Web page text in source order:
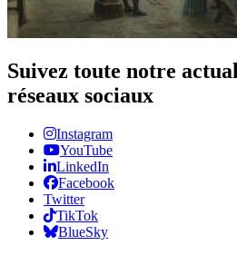
Suivez toute notre
réseaux sociaux
Instagram
YouTube
LinkedIn
Facebook
Twitter
TikTok
BlueSky